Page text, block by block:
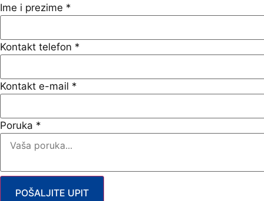
Ime i prezime *
Kontakt telefon *
Kontakt e-mail *
Poruka *
POŠALJITE UPIT